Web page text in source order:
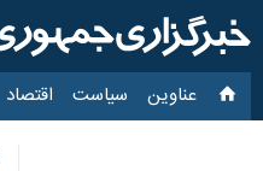
عناوین‌ سیاست اقتصاد